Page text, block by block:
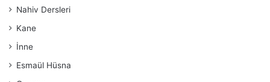
Nahiv Dersleri
Kane
İnne
Esmaül Hüsna